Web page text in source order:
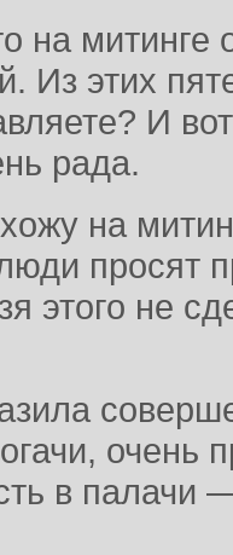
на
Из этих
И
рада.
на
просят
этого не
очень
в палачи